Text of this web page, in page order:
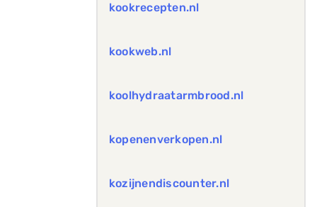
kookrecepten.nl
kookweb.nl
koolhydraatarmbrood.nl
kopenenverkopen.nl
kozijnendiscounter.nl